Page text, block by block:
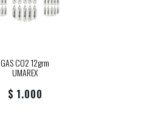
GAS CO2 12grm
UMAREX
$ 1.000